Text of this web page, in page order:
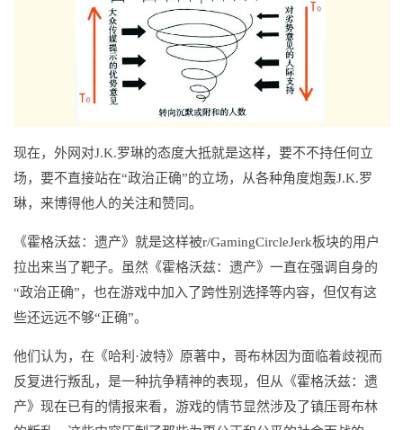
现在，外网对J.K.罗琳的态度大抵就是这样，要不不持任何立
场，要不直接站在“政治正确”的立场，从各种角度炮轰J.K.罗
琳，来博得他人的关注和赞同。
《霍格沃兹：遗产》就是这样被r/GamingCircleJerk板块的用户
拉出来当了靶子。虽然《霍格沃兹：遗产》一直在强调自身的
“政治正确”，也在游戏中加入了跨性别选择等内容，但仅有这
些还远远不够“正确”。
他们认为，在《哈利·波特》原著中，哥布林因为面临着歧视而
反复进行叛乱，是一种抗争精神的表现，但从《霍格沃兹：遗
产》现在已有的情报来看，游戏的情节显然涉及了镇压哥布林